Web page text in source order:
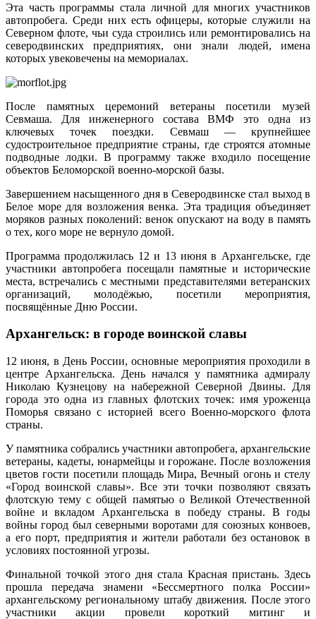
Эта часть программы стала личной для многих участников
автопробега. Среди них есть офицеры, которые служили на
Северном флоте, чьи суда строились или ремонтировались на
северодвинских предприятиях, они знали людей, имена
которых увековечены на мемориалах.
После памятных церемоний ветераны посетили музей
Севмаша. Для инженерного состава ВМФ это одна из
ключевых точек поездки. Севмаш — крупнейшее
судостроительное предприятие страны, где строятся атомные
подводные лодки. В программу также входило посещение
объектов Беломорской военно-морской базы.
Завершением насыщенного дня в Северодвинске стал выход в
Белое море для возложения венка. Эта традиция объединяет
моряков разных поколений: венок опускают на воду в память
о тех, кого море не вернуло домой.
Программа продолжилась 12 и 13 июня в Архангельске, где
участники автопробега посещали памятные и исторические
места, встречались с местными представителями ветеранских
организаций, молодёжью, посетили мероприятия,
посвящённые Дню России.
Архангельск: в городе воинской славы
12 июня, в День России, основные мероприятия проходили в
центре Архангельска. День начался у памятника адмиралу
Николаю Кузнецову на набережной Северной Двины. Для
города это одна из главных флотских точек: имя уроженца
Поморья связано с историей всего Военно-морского флота
страны.
У памятника собрались участники автопробега, архангельские
ветераны, кадеты, юнармейцы и горожане. После возложения
цветов гости посетили площадь Мира, Вечный огонь и стелу
«Город воинской славы». Все эти точки позволяют связать
флотскую тему с общей памятью о Великой Отечественной
войне и вкладом Архангельска в победу страны. В годы
войны город был северными воротами для союзных конвоев,
а его порт, предприятия и жители работали без остановок в
условиях постоянной угрозы.
Финальной точкой этого дня стала Красная пристань. Здесь
прошла передача знамени «Бессмертного полка России»
архангельскому региональному штабу движения. После этого
участники акции провели короткий митинг и